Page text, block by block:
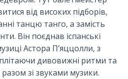
від високих підборів,
танцю танго, а замість
Він поєднав іспанські
Астора П’яццолли, з
дивовижні ритми та
зі звуками музики.